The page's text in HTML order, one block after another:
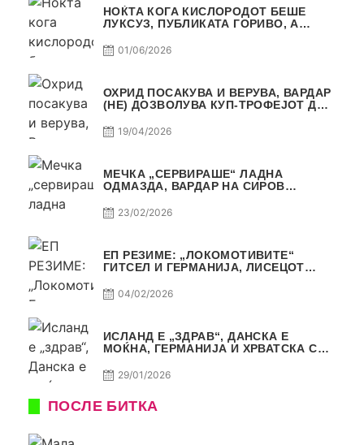
НОЌТА КОГА КИСЛОРОДОТ БЕШЕ
ЛУКСУЗ, ПУБЛИКАТА ГОРИВО, А
01/06/2026
ОХРИД ПОСАКУВА И ВЕРУВА, ВАРДАР
(НЕ) ДОЗВОЛУВА КУП-ТРОФЕЈОТ ДА
19/04/2026
МЕЧКА „СЕРВИРАШЕ“ ЛАДНА
ОДМАЗДА, ВАРДАР НА СИРОВ
АВТОКОМАНДА
23/02/2026
ЕП РЕЗИМЕ: „ЛОКОМОТИВИТЕ“
ГИТСЕЛ И ГЕРМАНИЈА, ЛИСЕЦОТ
04/02/2026
ИСЛАНД Е „ЗДРАВ“, ДАНСКА Е
МОЌНА, ГЕРМАНИЈА И ХРВАТСКА СЕ
29/01/2026
ПОСЛЕ БИТКА